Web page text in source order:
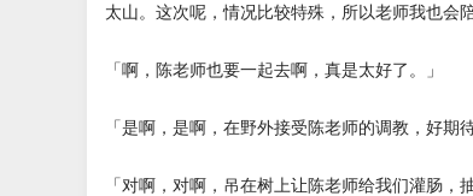
太山。这次呢，情况比较特殊，所以老师我也会
「啊，陈老师也要一起去啊，真是太好了。」
「是啊，是啊，在野外接受陈老师的调教，好期
「对啊，对啊，吊在树上让陈老师给我们灌肠，